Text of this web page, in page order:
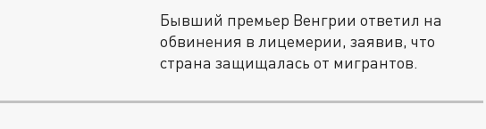
Бывший премьер Венгрии ответил на
обвинения в лицемерии, заявив, что
страна защищалась от мигрантов.